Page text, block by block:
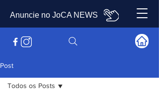
Anuncie no JoCA NEWS
Post
Todos os Posts